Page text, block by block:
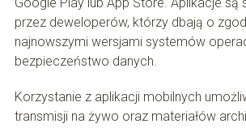
przez deweloperów, którzy dbają o
najnowszymi wersjami systemów
bezpieczeństwo danych.
Korzystanie z aplikacji mobilnych
transmisji na żywo oraz materiałów